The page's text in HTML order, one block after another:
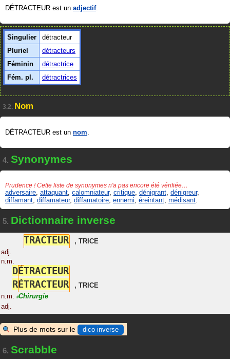
DÉTRACTEUR est un adjectif.
Singulier
détracteur
Pluriel
détracteurs
Féminin
détractrice
Fém. pl.
détractrices
3.2. Nom
DÉTRACTEUR est un nom.
4. Synonymes
Prudence ! Cette liste de synonymes n'a pas encore été vérifiée…
adversaire attaquant calomniateur, critique dénigrant dénigreur,
diffamant diffamateur, diffamatoire ennemi éreintant médisant
5. Dictionnaire inverse
TRACTEUR , TRICE
adj.
n.m.
DÉTRACTEUR
RÉTRACTEUR , TRICE
n.m.
#Chirurgie
adj.
Plus de mots sur le dico inverse
6. Scrabble